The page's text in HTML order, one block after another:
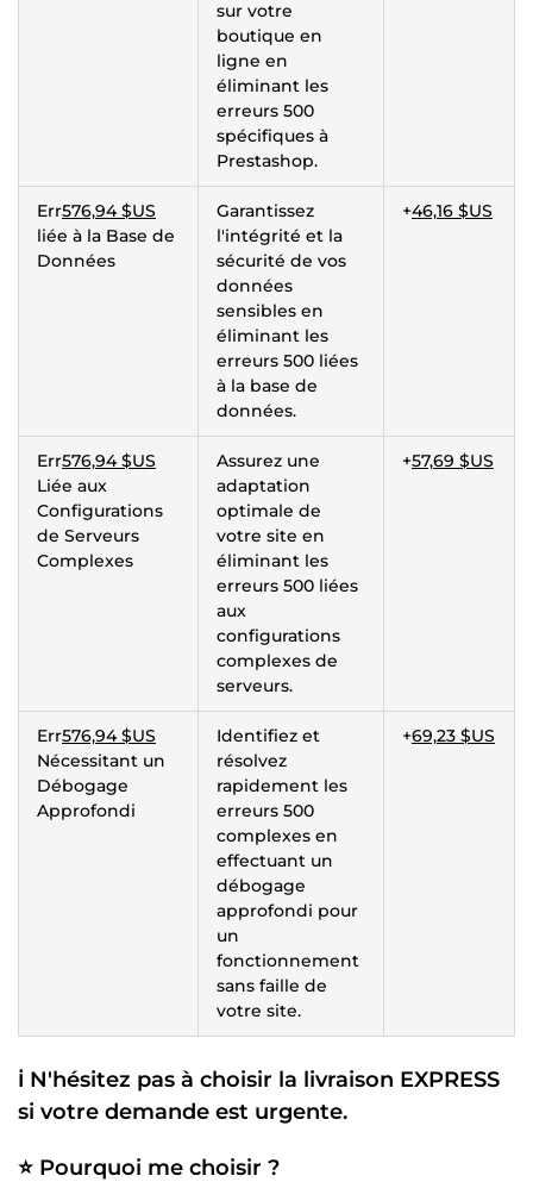
sur votre
boutique en
ligne en
éliminant les
erreurs 500
spécifiques à
Prestashop.
Err576,94 $US
liée à la Base de
Données
Garantissez
l'intégrité et la
sécurité de vos
données
sensibles en
éliminant les
erreurs 500 liées
à la base de
données.
+46,16 $US
Err576,94 $US
Liée aux
Configurations
de Serveurs
Complexes
Assurez une
adaptation
optimale de
votre site en
éliminant les
erreurs 500 liées
aux
configurations
complexes de
serveurs.
+57,69 $US
Err576,94 $US
Nécessitant un
Débogage
Approfondi
Identifiez et
résolvez
rapidement les
erreurs 500
complexes en
effectuant un
débogage
approfondi pour
un
fonctionnement
sans faille de
votre site.
+69,23 $US
ℹ️ N'hésitez pas à choisir la livraison EXPRESS
si votre demande est urgente.
⭐ Pourquoi me choisir ?